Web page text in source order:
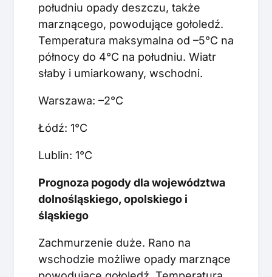
południu opady deszczu, także
marznącego, powodujące gołoledź.
Temperatura maksymalna od –5°C na
północy do 4°C na południu. Wiatr
słaby i umiarkowany, wschodni.
Warszawa: –2°C
Łódź: 1°C
Lublin: 1°C
Prognoza pogody dla województwa
dolnośląskiego, opolskiego i
śląskiego
Zachmurzenie duże. Rano na
wschodzie możliwe opady marznące